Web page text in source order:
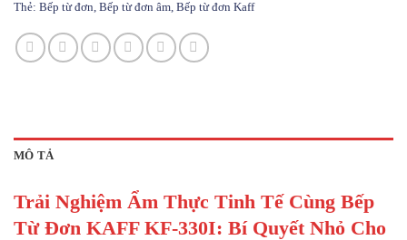
Thẻ: Bếp từ đơn, Bếp từ đơn âm, Bếp từ đơn Kaff
MÔ TẢ
Trải Nghiệm Ẩm Thực Tinh Tế Cùng Bếp
Từ Đơn KAFF KF-330I: Bí Quyết Nhỏ Cho